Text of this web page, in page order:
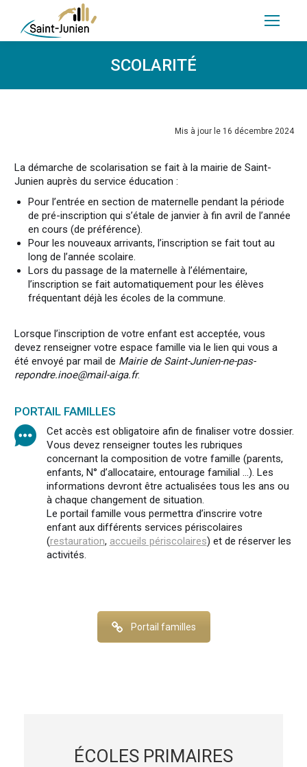
SCOLARITÉ
Mis à jour le 16 décembre 2024
La démarche de scolarisation se fait à la mairie de Saint-
Junien auprès du service éducation :
Pour l’entrée en section de maternelle pendant la période
de pré-inscription qui s’étale de janvier à fin avril de l’année
en cours (de préférence).
Pour les nouveaux arrivants, l’inscription se fait tout au
long de l’année scolaire.
Lors du passage de la maternelle à l’élémentaire,
l’inscription se fait automatiquement pour les élèves
fréquentant déjà les écoles de la commune.
Lorsque l’inscription de votre enfant est acceptée, vous
devez renseigner votre espace famille via le lien qui vous a
été envoyé par mail de Mairie de Saint-Junien-ne-pas-
repondre.inoe@mail-aiga.fr.
PORTAIL FAMILLES
Cet accès est obligatoire afin de finaliser votre dossier.
Vous devez renseigner toutes les rubriques
concernant la composition de votre famille (parents,
enfants, N° d’allocataire, entourage familial …). Les
informations devront être actualisées tous les ans ou
à chaque changement de situation.
Le portail famille vous permettra d’inscrire votre
enfant aux différents services périscolaires
(restauration, accueils périscolaires) et de réserver les
activités.
Portail familles
ÉCOLES PRIMAIRES